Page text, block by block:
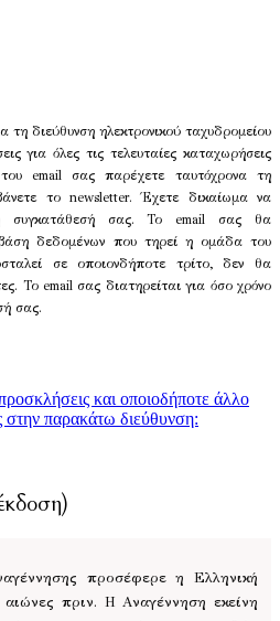
διεύθυνση ηλεκτρονικού ταχυδρομείου
για όλες τις τελευταίες καταχωρήσεις
email σας παρέχετε ταυτόχρονα τη
το newsletter. Έχετε δικαίωμα να
συγκατάθεσή σας. Το email σας θα
βάση δεδομένων που τηρεί η ομάδα του
σε οποιονδήποτε τρίτο, δεν θα
Το email σας διατηρείται για όσο χρόνο
σας.
και οποιοδήποτε άλλο
στην παρακάτω διεύθυνση:
προσέφερε η Ελληνική
πριν. Η Αναγέννηση εκείνη